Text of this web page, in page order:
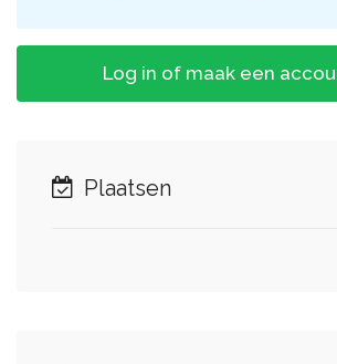
Log in of maak een
Plaatsen